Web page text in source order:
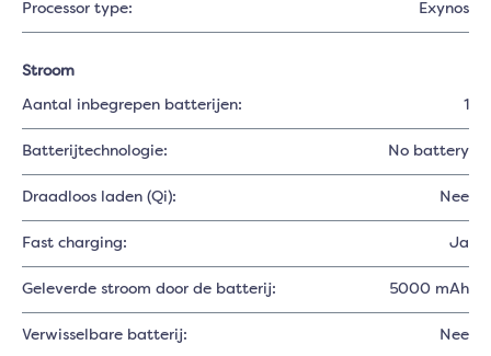
Processor type: Exynos
Stroom
Aantal inbegrepen batterijen: 1
Batterijtechnologie: No battery
Draadloos laden (Qi): Nee
Fast charging: Ja
Geleverde stroom door de batterij: 5000 mAh
Verwisselbare batterij: Nee